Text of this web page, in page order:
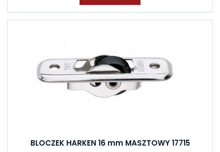
BLOCZEK HARKEN 16 mm MASZTOWY 17715